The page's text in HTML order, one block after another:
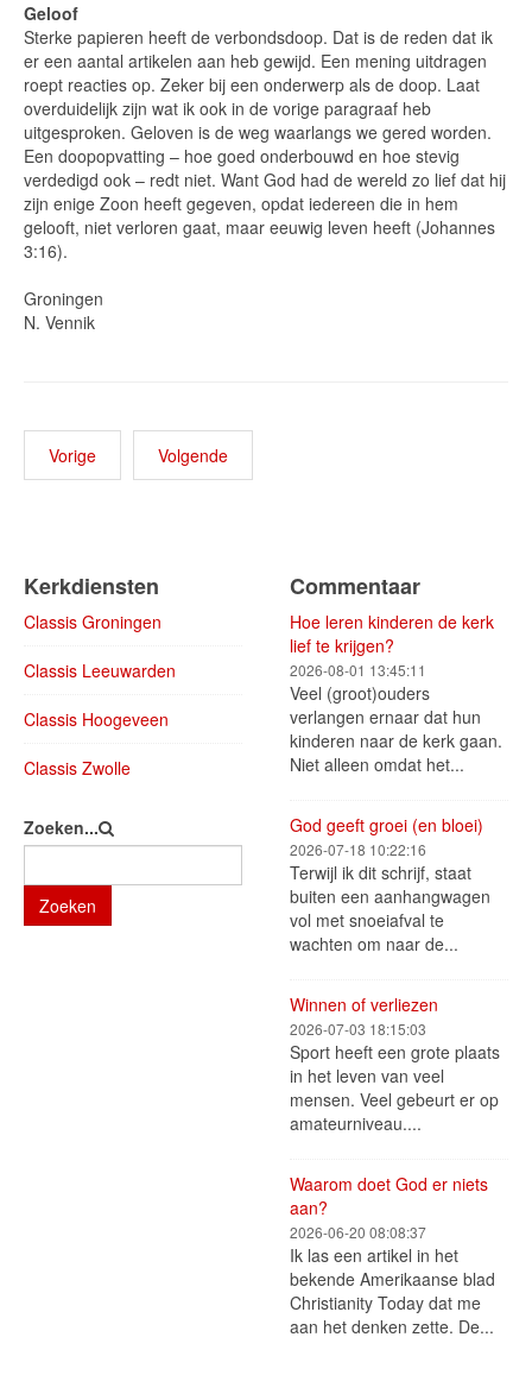
Geloof
Sterke papieren heeft de verbondsdoop. Dat is de reden dat ik
er een aantal artikelen aan heb gewijd. Een mening uitdragen
roept reacties op. Zeker bij een onderwerp als de doop. Laat
overduidelijk zijn wat ik ook in de vorige paragraaf heb
uitgesproken. Geloven is de weg waarlangs we gered worden.
Een doopopvatting – hoe goed onderbouwd en hoe stevig
verdedigd ook – redt niet. Want God had de wereld zo lief dat hij
zijn enige Zoon heeft gegeven, opdat iedereen die in hem
gelooft, niet verloren gaat, maar eeuwig leven heeft (Johannes
3:16).
Groningen
N. Vennik
Vorige Volgende
Kerkdiensten
Classis Groningen
Classis Leeuwarden
Classis Hoogeveen
Classis Zwolle
Zoeken...
Zoeken
Commentaar
Hoe leren kinderen de kerk
lief te krijgen?
2026-08-01 13:45:11
Veel (groot)ouders
verlangen ernaar dat hun
kinderen naar de kerk gaan.
Niet alleen omdat het...
God geeft groei (en bloei)
2026-07-18 10:22:16
Terwijl ik dit schrijf, staat
buiten een aanhangwagen
vol met snoeiafval te
wachten om naar de...
Winnen of verliezen
2026-07-03 18:15:03
Sport heeft een grote plaats
in het leven van veel
mensen. Veel gebeurt er op
amateurniveau....
Waarom doet God er niets
aan?
2026-06-20 08:08:37
Ik las een artikel in het
bekende Amerikaanse blad
Christianity Today dat me
aan het denken zette. De...